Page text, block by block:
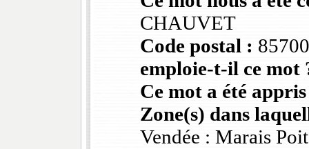
CHAUVET
Code postal :
emploie-t-il ce mot
Ce mot a été
Zone(s) dans
Vendée : Marais